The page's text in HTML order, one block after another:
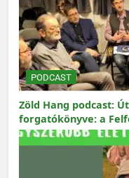
PODCAST
Zöld Hang podcast:
forgatókönyve: a